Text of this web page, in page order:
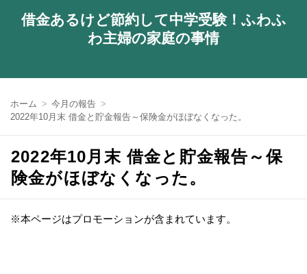
借金あるけど節約して中学受験！ふわふ
わ主婦の家庭の事情
ホーム
今月の報告
2022年10月末 借金と貯金報告～保険金がほぼなくなった。
2022年10月末 借金と貯金報告～保
険金がほぼなくなった。
※本ページはプロモーションが含まれています。